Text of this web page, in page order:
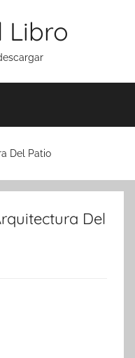
Libro
Del Patio
Del